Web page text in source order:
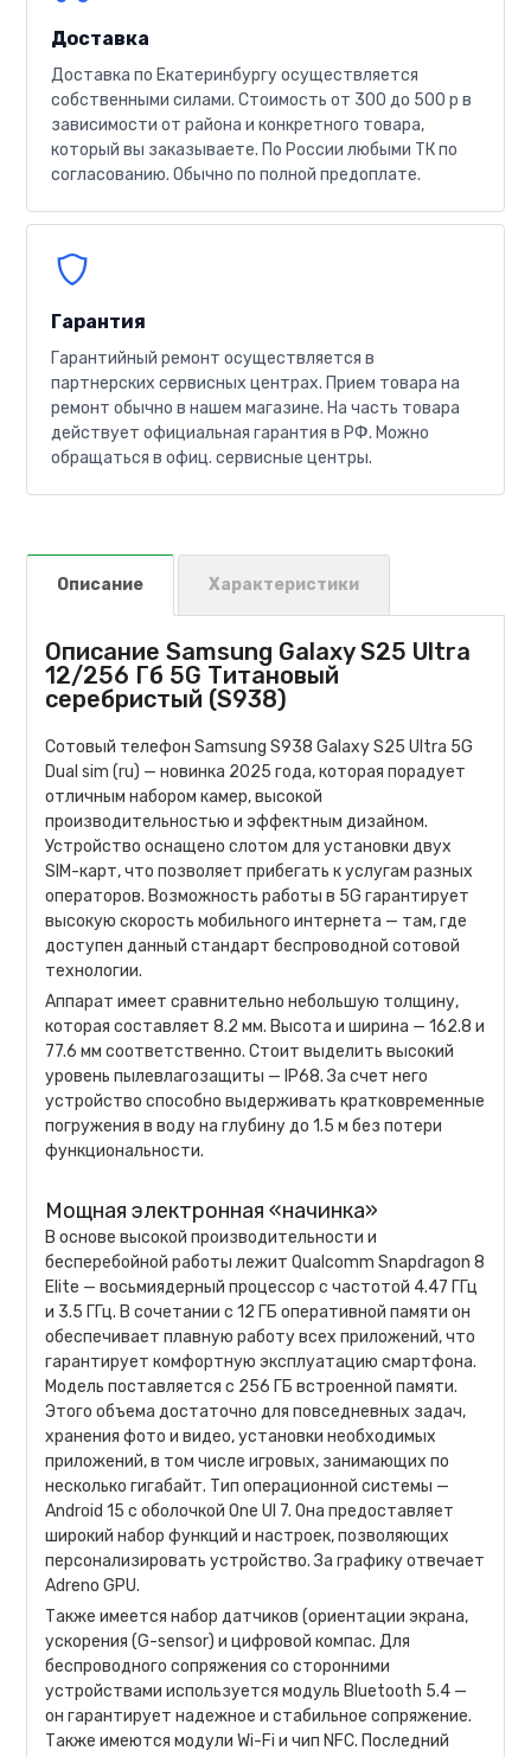
Доставка
Доставка по Екатеринбургу осуществляется
собственными силами. Стоимость от 300 до 500 р в
зависимости от района и конкретного товара,
который вы заказываете. По России любыми ТК по
согласованию. Обычно по полной предоплате.
Гарантия
Гарантийный ремонт осуществляется в
партнерских сервисных центрах. Прием товара на
ремонт обычно в нашем магазине. На часть товара
действует официальная гарантия в РФ. Можно
обращаться в офиц. сервисные центры.
Описание Характеристики
Описание Samsung Galaxy S25 Ultra
12/256 Гб 5G Титановый
серебристый (S938)
Сотовый телефон Samsung S938 Galaxy S25 Ultra 5G
Dual sim (ru) — новинка 2025 года, которая порадует
отличным набором камер, высокой
производительностью и эффектным дизайном.
Устройство оснащено слотом для установки двух
SIM-карт, что позволяет прибегать к услугам разных
операторов. Возможность работы в 5G гарантирует
высокую скорость мобильного интернета — там, где
доступен данный стандарт беспроводной сотовой
технологии.
Аппарат имеет сравнительно небольшую толщину,
которая составляет 8.2 мм. Высота и ширина — 162.8 и
77.6 мм соответственно. Стоит выделить высокий
уровень пылевлагозащиты — IP68. За счет него
устройство способно выдерживать кратковременные
погружения в воду на глубину до 1.5 м без потери
функциональности.
Мощная электронная «начинка»
В основе высокой производительности и
бесперебойной работы лежит Qualcomm Snapdragon 8
Elite — восьмиядерный процессор с частотой 4.47 ГГц
и 3.5 ГГц. В сочетании с 12 ГБ оперативной памяти он
обеспечивает плавную работу всех приложений, что
гарантирует комфортную эксплуатацию смартфона.
Модель поставляется с 256 ГБ встроенной памяти.
Этого объема достаточно для повседневных задач,
хранения фото и видео, установки необходимых
приложений, в том числе игровых, занимающих по
несколько гигабайт. Тип операционной системы —
Android 15 с оболочкой One UI 7. Она предоставляет
широкий набор функций и настроек, позволяющих
персонализировать устройство. За графику отвечает
Adreno GPU.
Также имеется набор датчиков (ориентации экрана,
ускорения (G-sensor) и цифровой компас. Для
беспроводного сопряжения со сторонними
устройствами используется модуль Bluetooth 5.4 —
он гарантирует надежное и стабильное сопряжение.
Также имеются модули Wi-Fi и чип NFC. Последний